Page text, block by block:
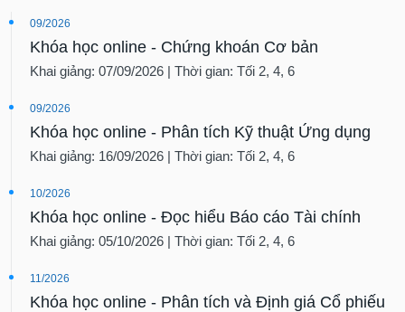
09/2026
Khóa học online - Chứng khoán Cơ bản
Khai giảng: 07/09/2026 | Thời gian: Tối 2, 4, 6
09/2026
Khóa học online - Phân tích Kỹ thuật Ứng dụng
Khai giảng: 16/09/2026 | Thời gian: Tối 2, 4, 6
10/2026
Khóa học online - Đọc hiểu Báo cáo Tài chính
Khai giảng: 05/10/2026 | Thời gian: Tối 2, 4, 6
11/2026
Khóa học online - Phân tích và Định giá Cổ phiếu